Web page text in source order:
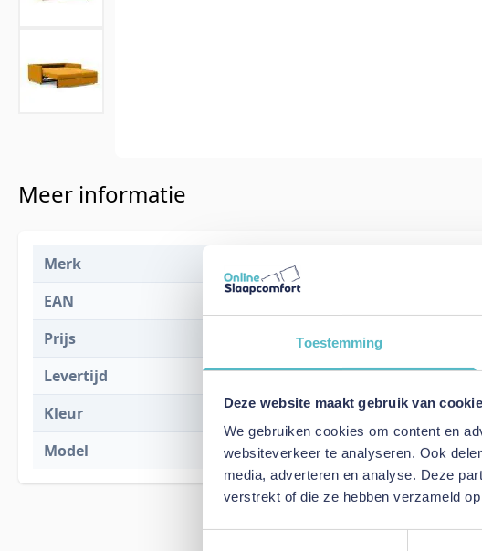
Toestemming
Deze website maakt gebruik van
We gebruiken cookies om content en
websiteverkeer te analyseren. Ook
media, adverteren en analyse. Deze
verstrekt of die ze hebben verzameld
Meer informatie
Merk
EAN
Prijs
€ 2.510,00
Levertijd
2 tot 4 weken
Kleur
507 Elegance Burned
Model
Neah 160 Sofa Bed